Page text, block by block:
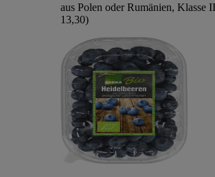
aus Polen oder Rumänien, Klasse
13,30)